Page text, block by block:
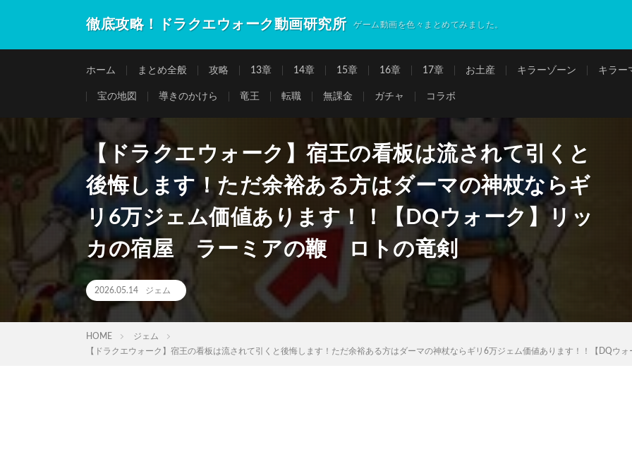
徹底攻略！ドラクエウォーク動画研究所 ゲーム動画を色々まとめてみました。
ホーム まとめ全般 攻略 13章 14章 15章 16章 17章 お土産 キラーゾーン キラー
宝の地図 導きのかけら 竜王 転職 無課金 ガチャ コラボ
【ドラクエウォーク】宿王の看板は流されて引くと
後悔します！ただ余裕ある方はダーマの神杖ならギ
リ6万ジェム価値あります！！【DQウォーク】リッ
カの宿屋 ラーミアの鞭 ロトの竜剣
2026.05.14 ジェム
HOME
ジェム
【ドラクエウォーク】宿王の看板は流されて引くと後悔します！ただ余裕ある方はダーマの神杖ならギリ6万ジェム価値あります！！【DQ